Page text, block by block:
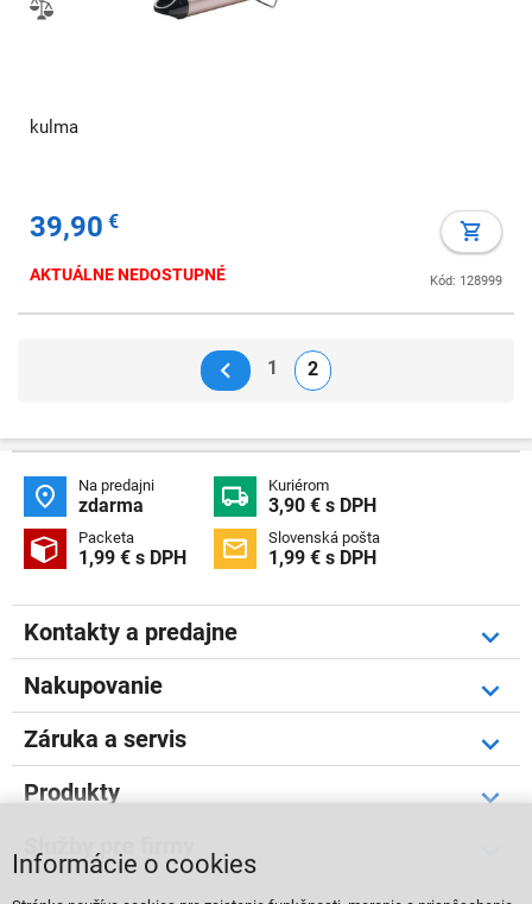
kulma
39,90 €
Kód: 128999
AKTUÁLNE NEDOSTUPNÉ
1 2
 Na predajni
zdarma  Kuriérom
3,90 € s DPH
 Packeta
1,99 € s DPH  Slovenská pošta
1,99 € s DPH
Kontakty a predajne
Nakupovanie
Záruka a servis
Produkty
Služby pre firmy
Informácie o cookies